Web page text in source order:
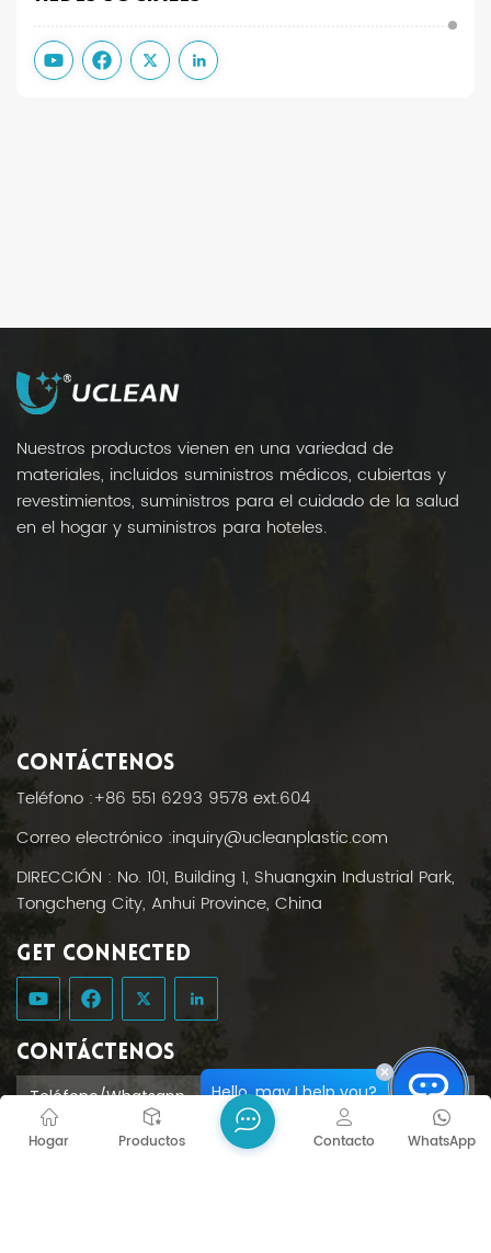
Nuestros productos vienen en una variedad de
materiales, incluidos suministros médicos, cubiertas y
revestimientos, suministros para el cuidado de la salud
en el hogar y suministros para hoteles.
CONTÁCTENOS
Teléfono :+86 551 6293 9578 ext.604
Correo electrónico :inquiry@ucleanplastic.com
DIRECCIÓN : No. 101, Building 1, Shuangxin Industrial Park,
Tongcheng City, Anhui Province, China
GET CONNECTED
CONTÁCTENOS
Hogar Productos WhatsApp
Contacto
Hello, may I help you?